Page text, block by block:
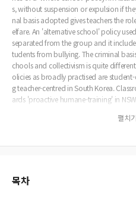
s, without suspension or expulsion if
nal basis adopted gives teachers the
elfare. An 'alternative school' policy
separated from the group and it
tudents from bullying. The criminal
chools and collectivism is quite
olicies as broadly practised are
g teacher-centred in South Korea.
ards 'proactive humane-training' in
펼치기
목차